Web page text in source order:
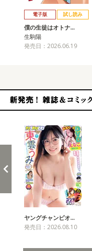
電子版 試し読み
僕の生徒はオトナ…
生駒陽
発売日：2026.06.19
ヤングチャンピオ…
発売日：2026.08.10